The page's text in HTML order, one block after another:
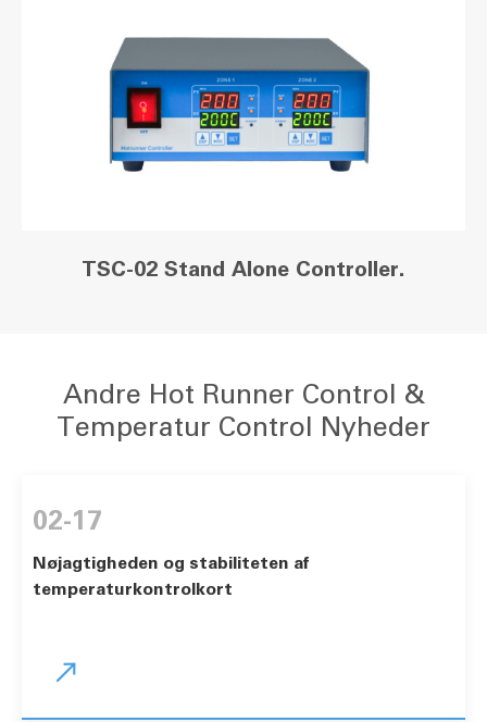
TSC-02 Stand Alone Controller.
Andre Hot Runner Control &
Temperatur Control Nyheder
02-17
Nøjagtigheden og stabiliteten af
temperaturkontrolkort
